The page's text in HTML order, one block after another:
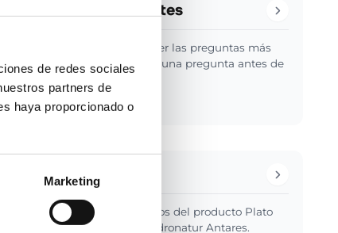
de redes sociales
partners de
haya proporcionado o
Marketing
de nuestros clientes
duda consulta? Puedes leer las preguntas más
nuestros usuarios o realizar una pregunta antes de
la ficha técnica
todos los detalles técnicos del producto Plato
Surface Corian DuPont Hidronatur Antares.